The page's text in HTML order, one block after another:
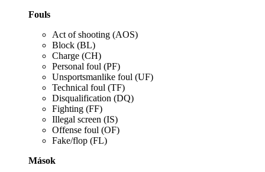
Fouls
Act of shooting (AOS)
Block (BL)
Charge (CH)
Personal foul (PF)
Unsportsmanlike foul (UF)
Technical foul (TF)
Disqualification (DQ)
Fighting (FF)
Illegal screen (IS)
Offense foul (OF)
Fake/flop (FL)
Mások